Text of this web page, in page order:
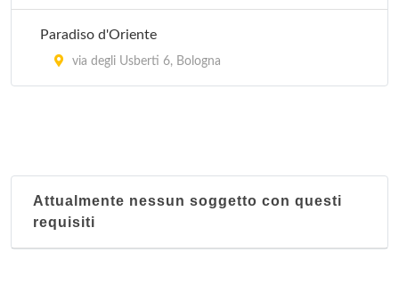
Paradiso d'Oriente
via degli Usberti 6, Bologna
Attualmente nessun soggetto con questi
requisiti